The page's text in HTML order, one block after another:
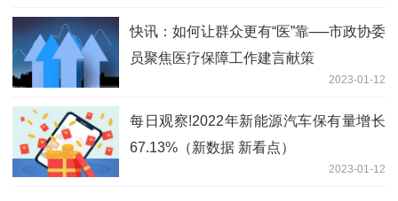
快讯：如何让群众更有“医”靠──市政协委
员聚焦医疗保障工作建言献策
2023-01-12
每日观察!2022年新能源汽车保有量增长
67.13%（新数据 新看点）
2023-01-12